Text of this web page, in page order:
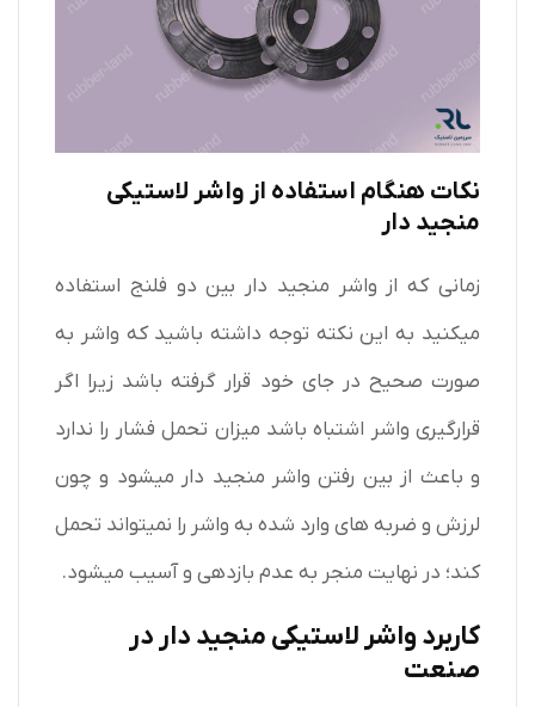
نکات هنگام استفاده از واشر لاستیکی
منجید دار
زمانی که از واشر منجید دار بین دو فلنج استفاده
میکنید به این نکته توجه داشته باشید که واشر به
صورت صحیح در جای خود قرار گرفته باشد زیرا اگر
قرارگیری واشر اشتباه باشد میزان تحمل فشار را ندارد
و باعث از بین رفتن واشر منجید دار میشود و چون
لرزش و ضربه های وارد شده به واشر را نمیتواند تحمل
کند؛ در نهایت منجر به عدم بازدهی و آسیب میشود.
کاربرد واشر لاستیکی منجید دار در
صنعت